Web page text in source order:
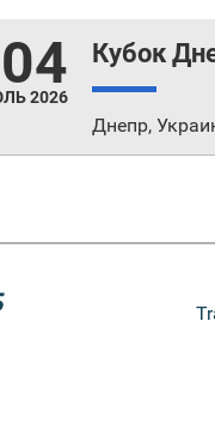
2026
Кубок
Днепр,